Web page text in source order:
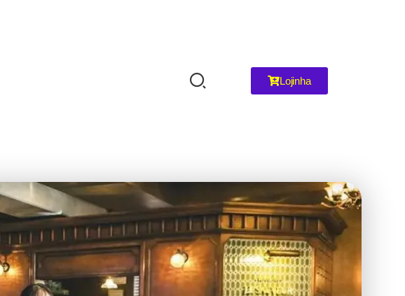
Lojinha